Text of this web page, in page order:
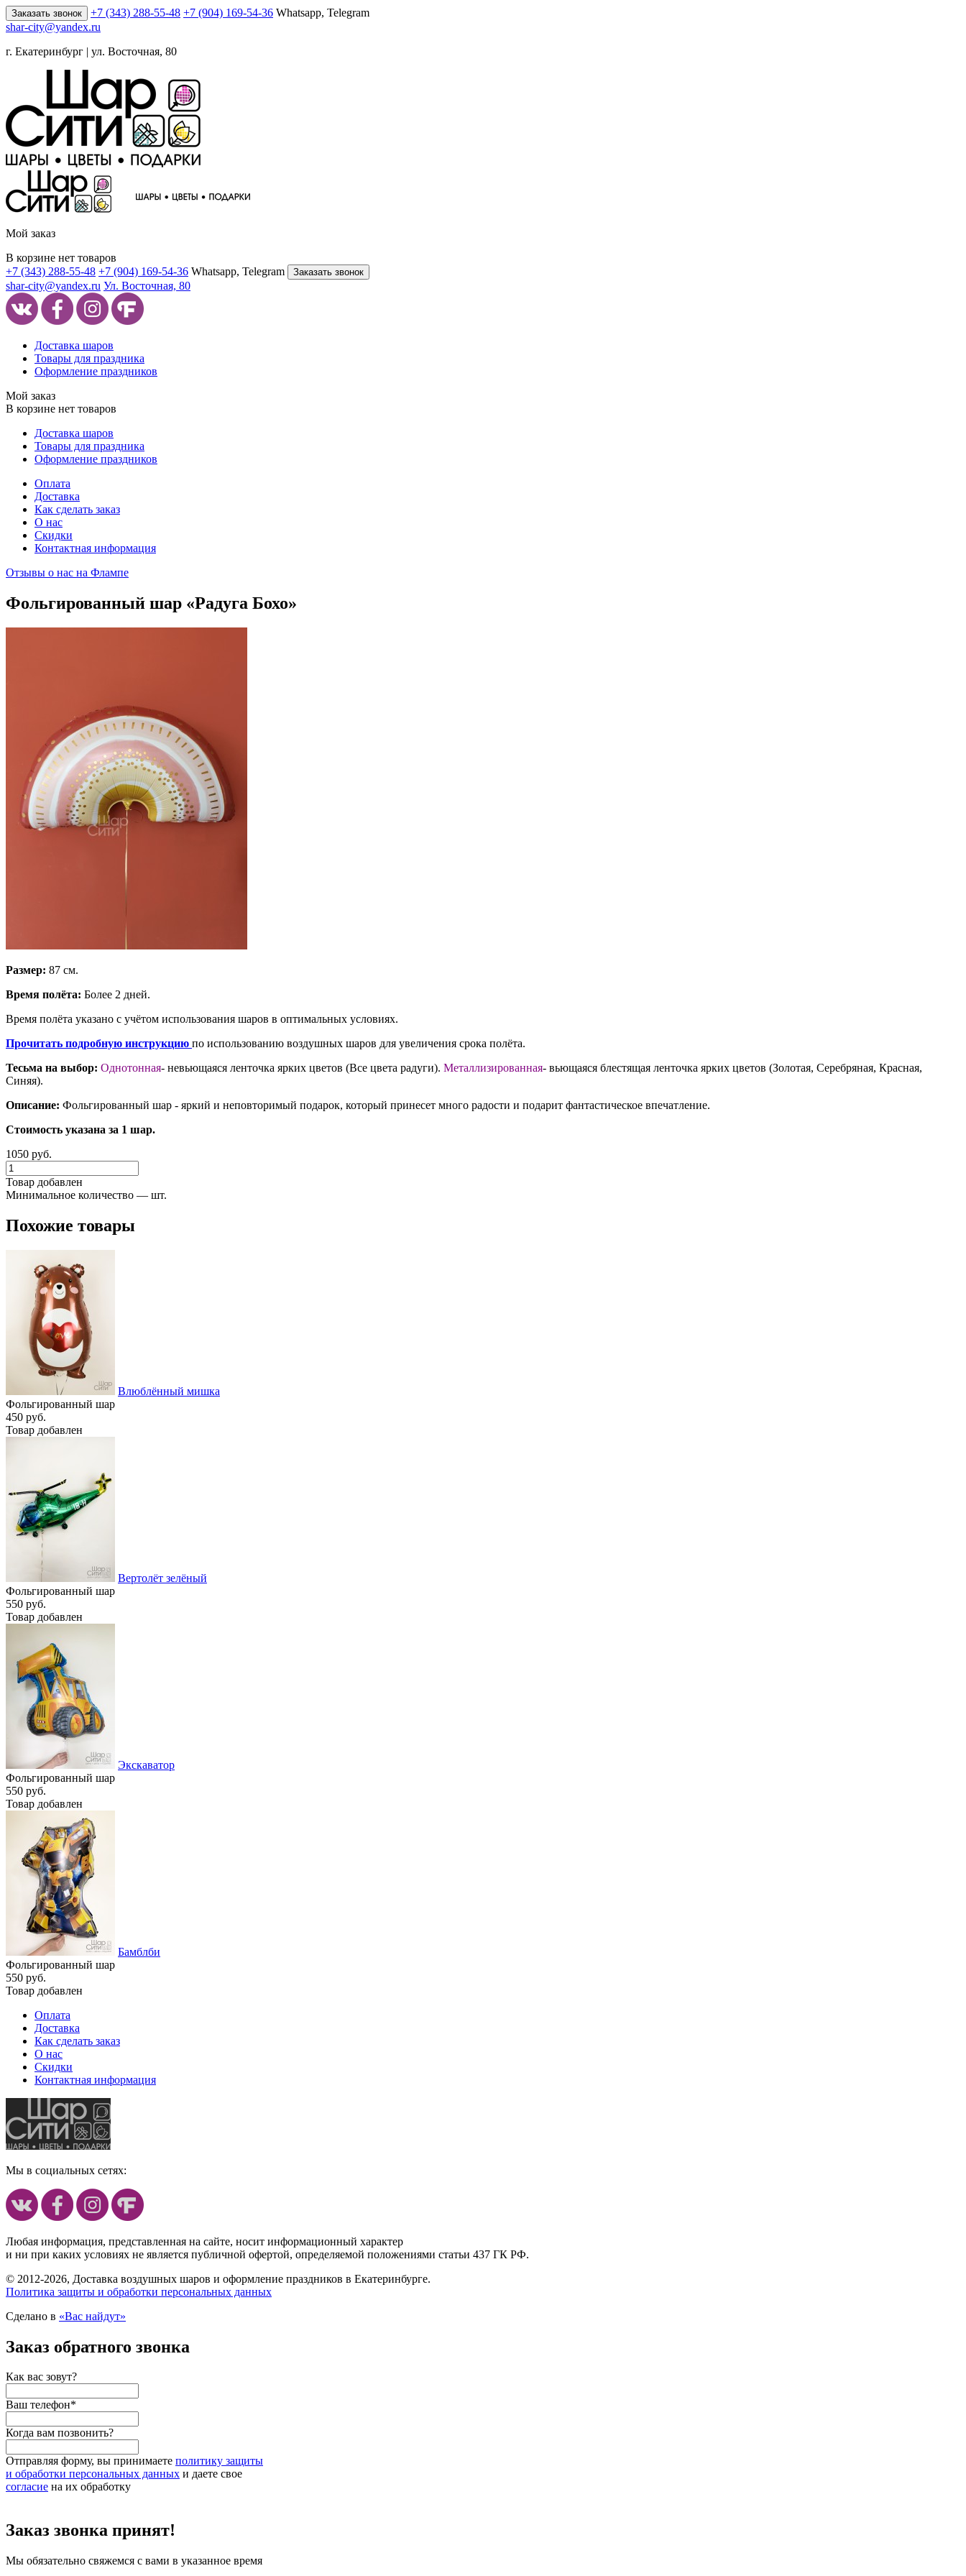
Заказать звонок +7 (343) 288-55-48 +7 (904) 169-54-36 Whatsapp, Telegram
shar-city@yandex.ru
г. Екатеринбург | ул. Восточная, 80
Мой заказ
В корзине нет товаров
+7 (343) 288-55-48 +7 (904) 169-54-36 Whatsapp, Telegram Заказать звонок
shar-city@yandex.ru Ул. Восточная, 80
Доставка шаров
Товары для праздника
Оформление праздников
Мой заказ
В корзине нет товаров
Доставка шаров
Товары для праздника
Оформление праздников
Оплата
Доставка
Как сделать заказ
О нас
Скидки
Контактная информация
Отзывы о нас на Флампе
Фольгированный шар «Радуга Бохо»
Размер: 87 см.
Время полёта: Более 2 дней.
Время полёта указано с учётом использования шаров в оптимальных условиях.
Прочитать подробную инструкцию по использованию воздушных шаров для увеличения срока полёта.
Тесьма на выбор: Однотонная- невьющаяся ленточка ярких цветов (Все цвета радуги). Металлизированная- вьющаяся блестящая ленточка ярких цветов (Золотая, Серебряная, Красная,
Синяя).
Описание: Фольгированный шар - яркий и неповторимый подарок, который принесет много радости и подарит фантастическое впечатление.
Стоимость указана за 1 шар.
1050 руб.
Товар добавлен
Минимальное количество — шт.
Похожие товары
Влюблённый мишка
Фольгированный шар
450 руб.
Товар добавлен
Вертолёт зелёный
Фольгированный шар
550 руб.
Товар добавлен
Экскаватор
Фольгированный шар
550 руб.
Товар добавлен
Бамблби
Фольгированный шар
550 руб.
Товар добавлен
Оплата
Доставка
Как сделать заказ
О нас
Скидки
Контактная информация
Мы в социальных сетях:
Любая информация, представленная на сайте, носит информационный характер
и ни при каких условиях не является публичной офертой, определяемой положениями статьи 437 ГК РФ.
© 2012-2026, Доставка воздушных шаров и оформление праздников в Екатеринбурге.
Политика защиты и обработки персональных данных
Сделано в «Вас найдут»
Заказ обратного звонка
Как вас зовут?
Ваш телефон*
Когда вам позвонить?
Отправляя форму, вы принимаете политику защиты
и обработки персональных данных и даете свое
согласие на их обработку
Заказ звонка принят!
Мы обязательно свяжемся с вами в указанное время